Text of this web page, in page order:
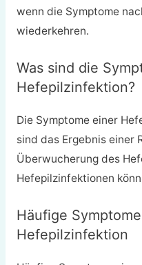
wenn die Symptome
wiederkehren.
Was sind die
Hefepilzinfektion?
Die Symptome einer
sind das Ergebnis einer
Überwucherung des
Hefepilzinfektionen
Häufige
Hefepilzinfektion